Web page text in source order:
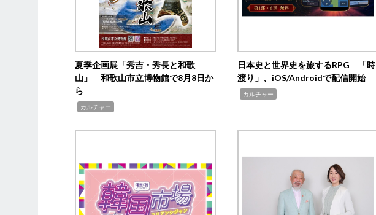
夏季企画展「秀吉・秀長と和歌
山」 和歌山市立博物館で8月8日か
ら
カルチャー
日本史と世界史を旅するRPG 「時
渡り」、iOS/Androidで配信開始
カルチャー